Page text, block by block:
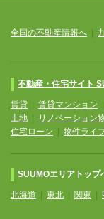
全国の不動産情報へ
不動産・住宅サイト
賃貸 賃貸マンション
土地
リノベーション
住宅ローン
物件ライ
SUUMOエリアトップ
北海道 東北 関東